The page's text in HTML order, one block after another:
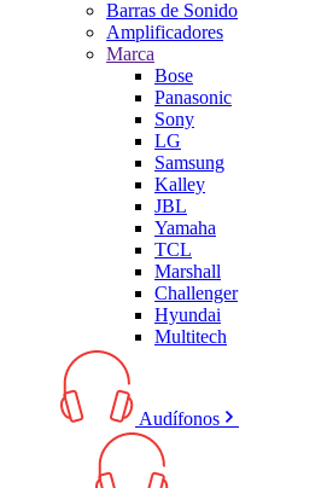
Barras de Sonido
Amplificadores
Marca
Bose
Panasonic
Sony
LG
Samsung
Kalley
JBL
Yamaha
TCL
Marshall
Challenger
Hyundai
Multitech
Audífonos